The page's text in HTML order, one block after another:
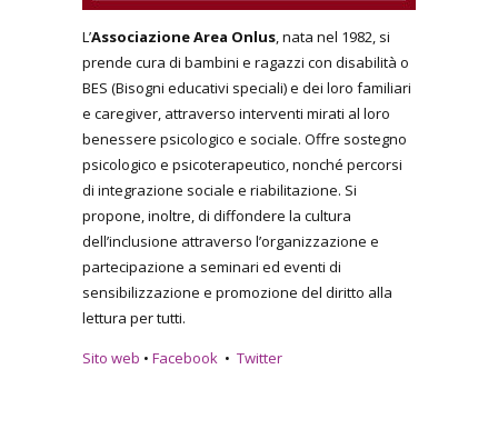
L’Associazione Area Onlus, nata nel 1982, si
prende cura di bambini e ragazzi con disabilità o
BES (Bisogni educativi speciali) e dei loro familiari
e caregiver, attraverso interventi mirati al loro
benessere psicologico e sociale. Offre sostegno
psicologico e psicoterapeutico, nonché percorsi
di integrazione sociale e riabilitazione. Si
propone, inoltre, di diffondere la cultura
dell’inclusione attraverso l’organizzazione e
partecipazione a seminari ed eventi di
sensibilizzazione e promozione del diritto alla
lettura per tutti.
Sito web • Facebook • Twitter